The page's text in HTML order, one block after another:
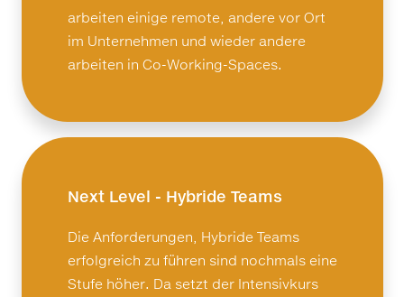
arbeiten einige remote, andere vor Ort
im Unternehmen und wieder andere
arbeiten in Co-Working-Spaces.
Next Level - Hybride Teams
Die Anforderungen, Hybride Teams
erfolgreich zu führen sind nochmals eine
Stufe höher. Da setzt der Intensivkurs